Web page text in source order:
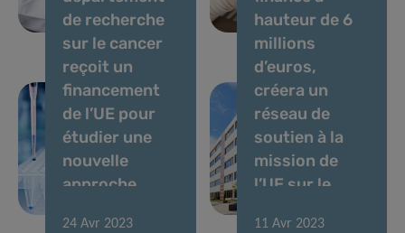
LIH
la leucémie
de recherche
sur le cancer
reçoit un
financement
de l’UE pour
étudier une
nouvelle
approche
hauteur de 6
millions
d’euros,
créera un
réseau de
soutien à la
mission de
l’UE sur le
24 Avr 2023 11 Avr 2023